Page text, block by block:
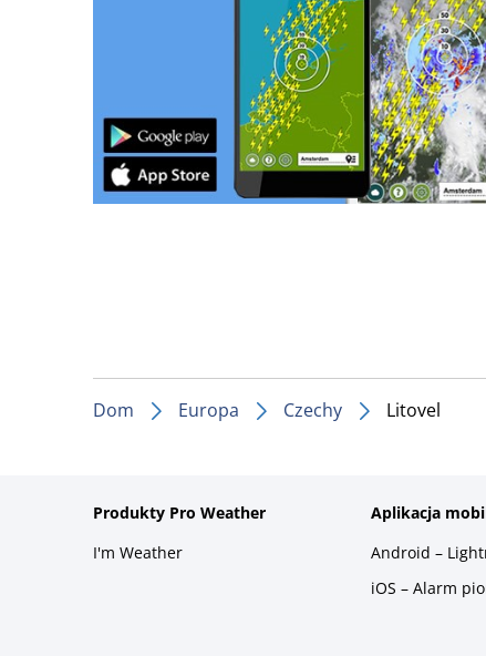
Dom Europa Czechy Litovel
Produkty Pro Weather
I'm Weather
Aplikacja
Android –
iOS – Alarm